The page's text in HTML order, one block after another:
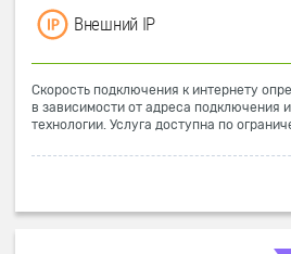
Внешний IP
Скорость подключения к интернету
в зависимости от адреса подключения
технологии. Услуга доступна по